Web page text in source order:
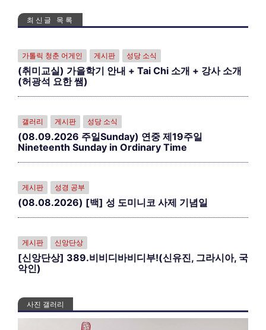
최신글 목록
가톨릭 청춘 어게인 게시판 성당 소식
(취미교실) 가을학기 안내 + Tai Chi 소개 + 강사 소개
(허광석 요한 쌤)
갤러리 게시판 성당 소식
(08.09.2026 주일Sunday) 연중 제19주일
Nineteenth Sunday in Ordinary Time
게시판 성경 공부
(08.08.2026) [백] 성 도미니코 사제 기념일
게시판 신앙단상
[신앙단상] 389.비비디바비디부!(신유진, 그라시아, 국
악인)
사진 갤러리